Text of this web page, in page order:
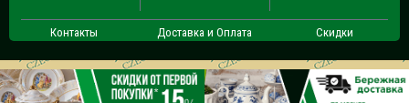
Контакты Доставка и Оплата Скидки